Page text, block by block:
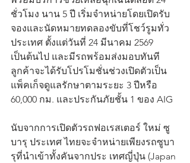
ชั่วโมง นาน 5 ปี เริ่มจำหน่ายโดยเปิดรับ
จองและนัดหมายทดลองขับที่โชว์รูมทั่ว
ประเทศ ตั้งแต่วันที่ 24 มีนาคม 2569
เป็นต้นไป และมีรถพร้อมส่งมอบทันที
ลูกค้าจะได้รับโปรโมชั่นช่วงเปิดตัวเป็น
แพ็คเก็จดูแลรักษาตามระยะ 3 ปีหรือ
60,000 กม. และประกันภัยชั้น 1 ของ AIG
นับจากการเปิดตัวรถฟอเรสเตอร์ ใหม่ ซู
บารุ ประเทศ ไทยจะจำหน่ายเพียงรถซูบา
รุที่นำเข้าทั้งคันจากประ เทศญี่ปุ่น (Japan